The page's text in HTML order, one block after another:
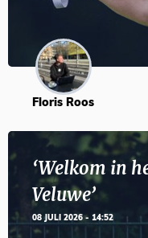
Floris Roos
‘Welkom in
Veluwe’
08 JULI 2026 - 14:52